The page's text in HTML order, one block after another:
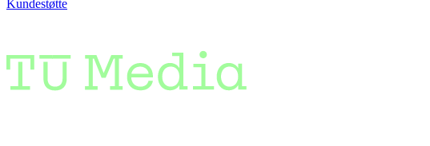
Kundestøtte